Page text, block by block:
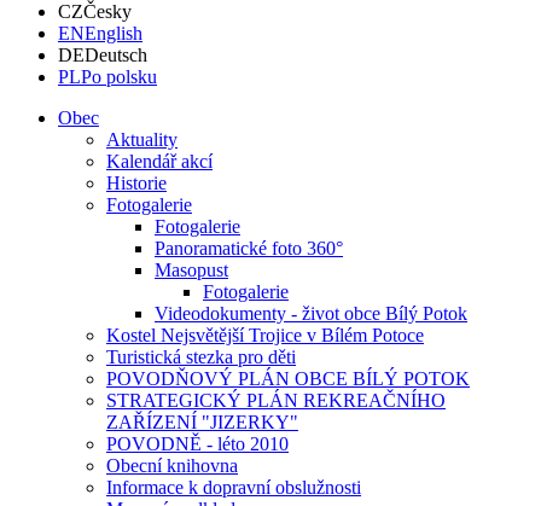
CZČesky
ENEnglish
DEDeutsch
PLPo polsku
Obec
Aktuality
Kalendář akcí
Historie
Fotogalerie
Fotogalerie
Panoramatické foto 360°
Masopust
Fotogalerie
Videodokumenty - život obce Bílý Potok
Kostel Nejsvětější Trojice v Bílém Potoce
Turistická stezka pro děti
POVODŇOVÝ PLÁN OBCE BÍLÝ POTOK
STRATEGICKÝ PLÁN REKREAČNÍHO
ZAŘÍZENÍ "JIZERKY"
POVODNĚ - léto 2010
Obecní knihovna
Informace k dopravní obslužnosti